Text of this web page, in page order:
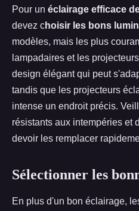
Pour un éclairage efficace
devez choisir les bons
modèles, mais les plus
lampadaires et les
design élégant qui peut
tandis que les projecteurs
intense un endroit précis.
résistants aux intempéries et
devoir les remplacer
Sélectionner les
En plus d'un bon éclairage,